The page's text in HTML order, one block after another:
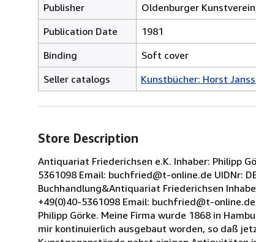
Publisher
Oldenburger
Publication Date
1981
Binding
Soft cover
Seller catalogs
Kunstbücher: Horst
Store Description
Antiquariat Friederichsen e.K. Inhaber: Philipp
5361098 Email: buchfried@t-online.de UIDNr:
Buchhandlung&Antiquariat Friederichsen
+49(0)40-5361098 Email: buchfried@t-
Philipp Görke. Meine Firma wurde 1868 in
mir kontinuierlich ausgebaut worden, so daß